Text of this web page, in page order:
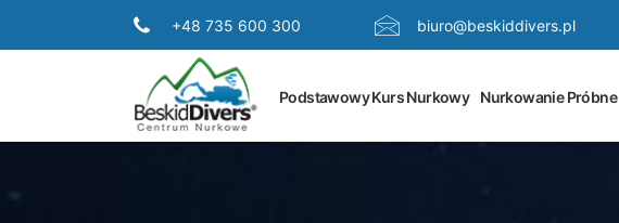
+48 735 600 300 biuro@beskiddivers.pl
Podstawowy Kurs Nurkowy Nurkowanie Próbne